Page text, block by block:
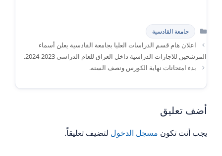
التصنيفات
جامعة القادسية
اعلان هام قسم الدراسات العليا بجامعة القادسية يعلن أسماء
المرشحين للاجازات الدراسية داخل العراق للعام الدراسي 2023-2024.
بدء امتحانات نهاية الكورس ونصف السنه.
أضف تعليق
يجب أنت تكون مسجل الدخول لتضيف تعليقاً.